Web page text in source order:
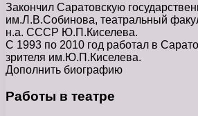
Закончил Саратовскую
им.Л.В.Собинова, театральный
н.а. СССР Ю.П.Киселева.
С 1993 по 2010 год работал в
зрителя им.Ю.П.Киселева.
Дополнить биографию
Работы в театре